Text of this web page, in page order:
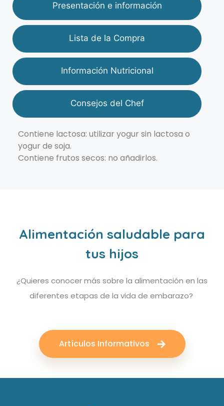
Presentación e información
Lista de la Compra
Información Nutricional
Consejos del Chef
Contiene lactosa: utilizar yogur sin lactosa o
yogur de soja.
Contiene frutos secos: no añadirlos.
Alimentación saludable para
tus hijos
¿Quieres conocer más sobre la alimentación en las
diferentes etapas de la vida de embarazo?
Artículos Informativos